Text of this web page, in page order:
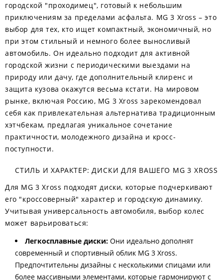
городской "проходимец", готовый к небольшим
приключениям за пределами асфальта. MG 3 Xross – это
выбор для тех, кто ищет компактный, экономичный, но
при этом стильный и немного более выносливый
автомобиль. Он идеально подходит для активной
городской жизни с периодическими выездами на
природу или дачу, где дополнительный клиренс и
защита кузова окажутся весьма кстати. На мировом
рынке, включая Россию, MG 3 Xross зарекомендовал
себя как привлекательная альтернатива традиционным
хэтчбекам, предлагая уникальное сочетание
практичности, молодежного дизайна и кросс-
поступности.
СТИЛЬ И ХАРАКТЕР: ДИСКИ ДЛЯ ВАШЕГО MG 3 XROSS
Для MG 3 Xross подходят диски, которые подчеркивают
его "кроссоверный" характер и городскую динамику.
Учитывая универсальность автомобиля, выбор колес
может варьироваться:
Легкосплавные диски: Они идеально дополнят
современный и спортивный облик MG 3 Xross.
Предпочтительны дизайны с несколькими спицами или
более массивными элементами, которые гармонируют с